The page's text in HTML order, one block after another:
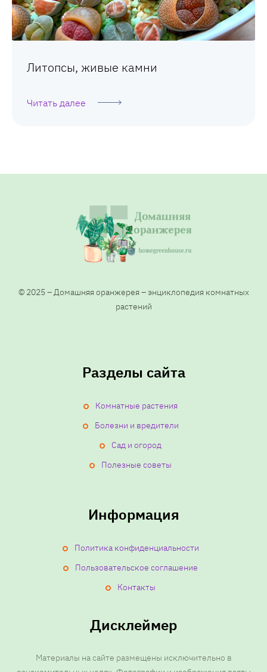
Литопсы, живые камни
Читать далее
© 2025 – Домашняя оранжерея – энциклопедия комнатных
растений
Разделы сайта
Комнатные растения
Болезни и вредители
Сад и огород
Полезные советы
Информация
Политика конфиденциальности
Пользовательское соглашение
Контакты
Дисклеймер
Материалы на сайте размещены исключительно в